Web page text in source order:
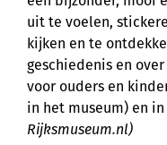
uit te voelen,
kijken en te
geschiedenis en
voor ouders en
in het museum) en
Rijksmuseum.nl)